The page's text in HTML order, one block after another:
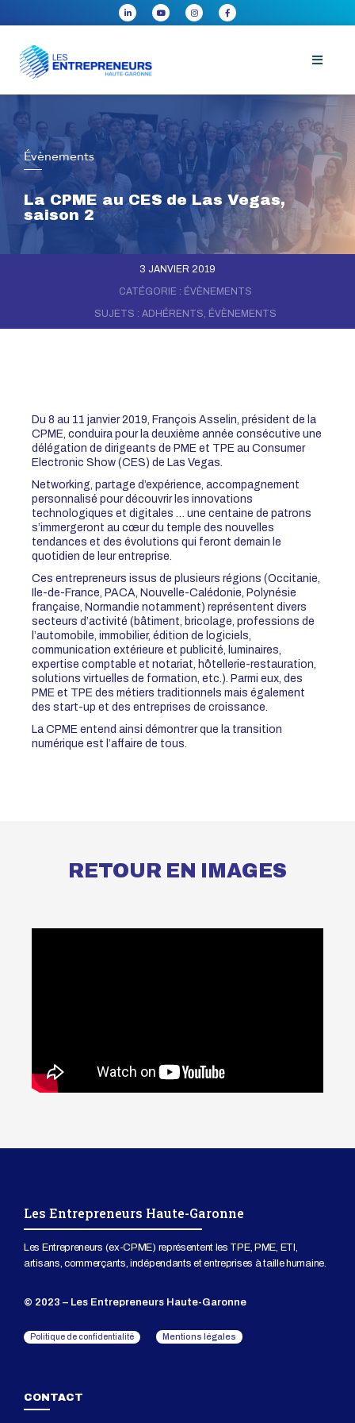
Évènements
La CPME au CES de Las Vegas,
saison 2
3 JANVIER 2019
CATÉGORIE : ÉVÈNEMENTS
SUJETS : ADHÉRENTS ÉVÈNEMENTS
Du 8 au 11 janvier 2019, François Asselin, président de la
CPME, conduira pour la deuxième année consécutive une
délégation de dirigeants de PME et TPE au Consumer
Electronic Show (CES) de Las Vegas.
Networking, partage d’expérience, accompagnement
personnalisé pour découvrir les innovations
technologiques et digitales … une centaine de patrons
s’immergeront au cœur du temple des nouvelles
tendances et des évolutions qui feront demain le
quotidien de leur entreprise.
Ces entrepreneurs issus de plusieurs régions (Occitanie,
Ile-de-France, PACA, Nouvelle-Calédonie, Polynésie
française, Normandie notamment) représentent divers
secteurs d’activité (bâtiment, bricolage, professions de
l’automobile, immobilier, édition de logiciels,
communication extérieure et publicité, luminaires,
expertise comptable et notariat, hôtellerie-restauration,
solutions virtuelles de formation, etc.). Parmi eux, des
PME et TPE des métiers traditionnels mais également
des start-up et des entreprises de croissance.
La CPME entend ainsi démontrer que la transition
numérique est l’affaire de tous.
RETOUR EN IMAGES
Les Entrepreneurs Haute-Garonne
Les Entrepreneurs (ex-CPME) représentent les TPE, PME, ETI,
artisans, commerçants, indépendants et entreprises à taille humaine.
© 2023 – Les Entrepreneurs Haute-Garonne
Politique de confidentialité Mentions légales
CONTACT